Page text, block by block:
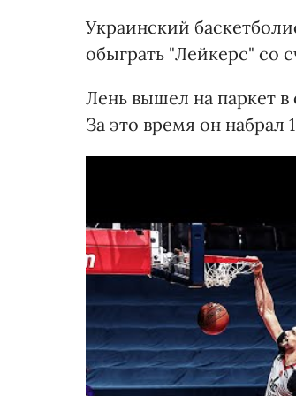
Украинский
обыграть "Лейкерс" со
Лень вышел на паркет в
За это время он набрал